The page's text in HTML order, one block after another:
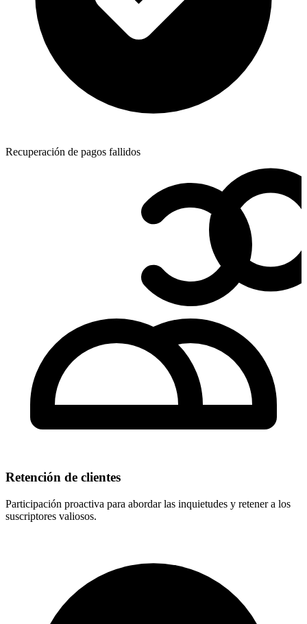
Recuperación de pagos fallidos
Retención de clientes
Participación proactiva para abordar las inquietudes y retener a los
suscriptores valiosos.